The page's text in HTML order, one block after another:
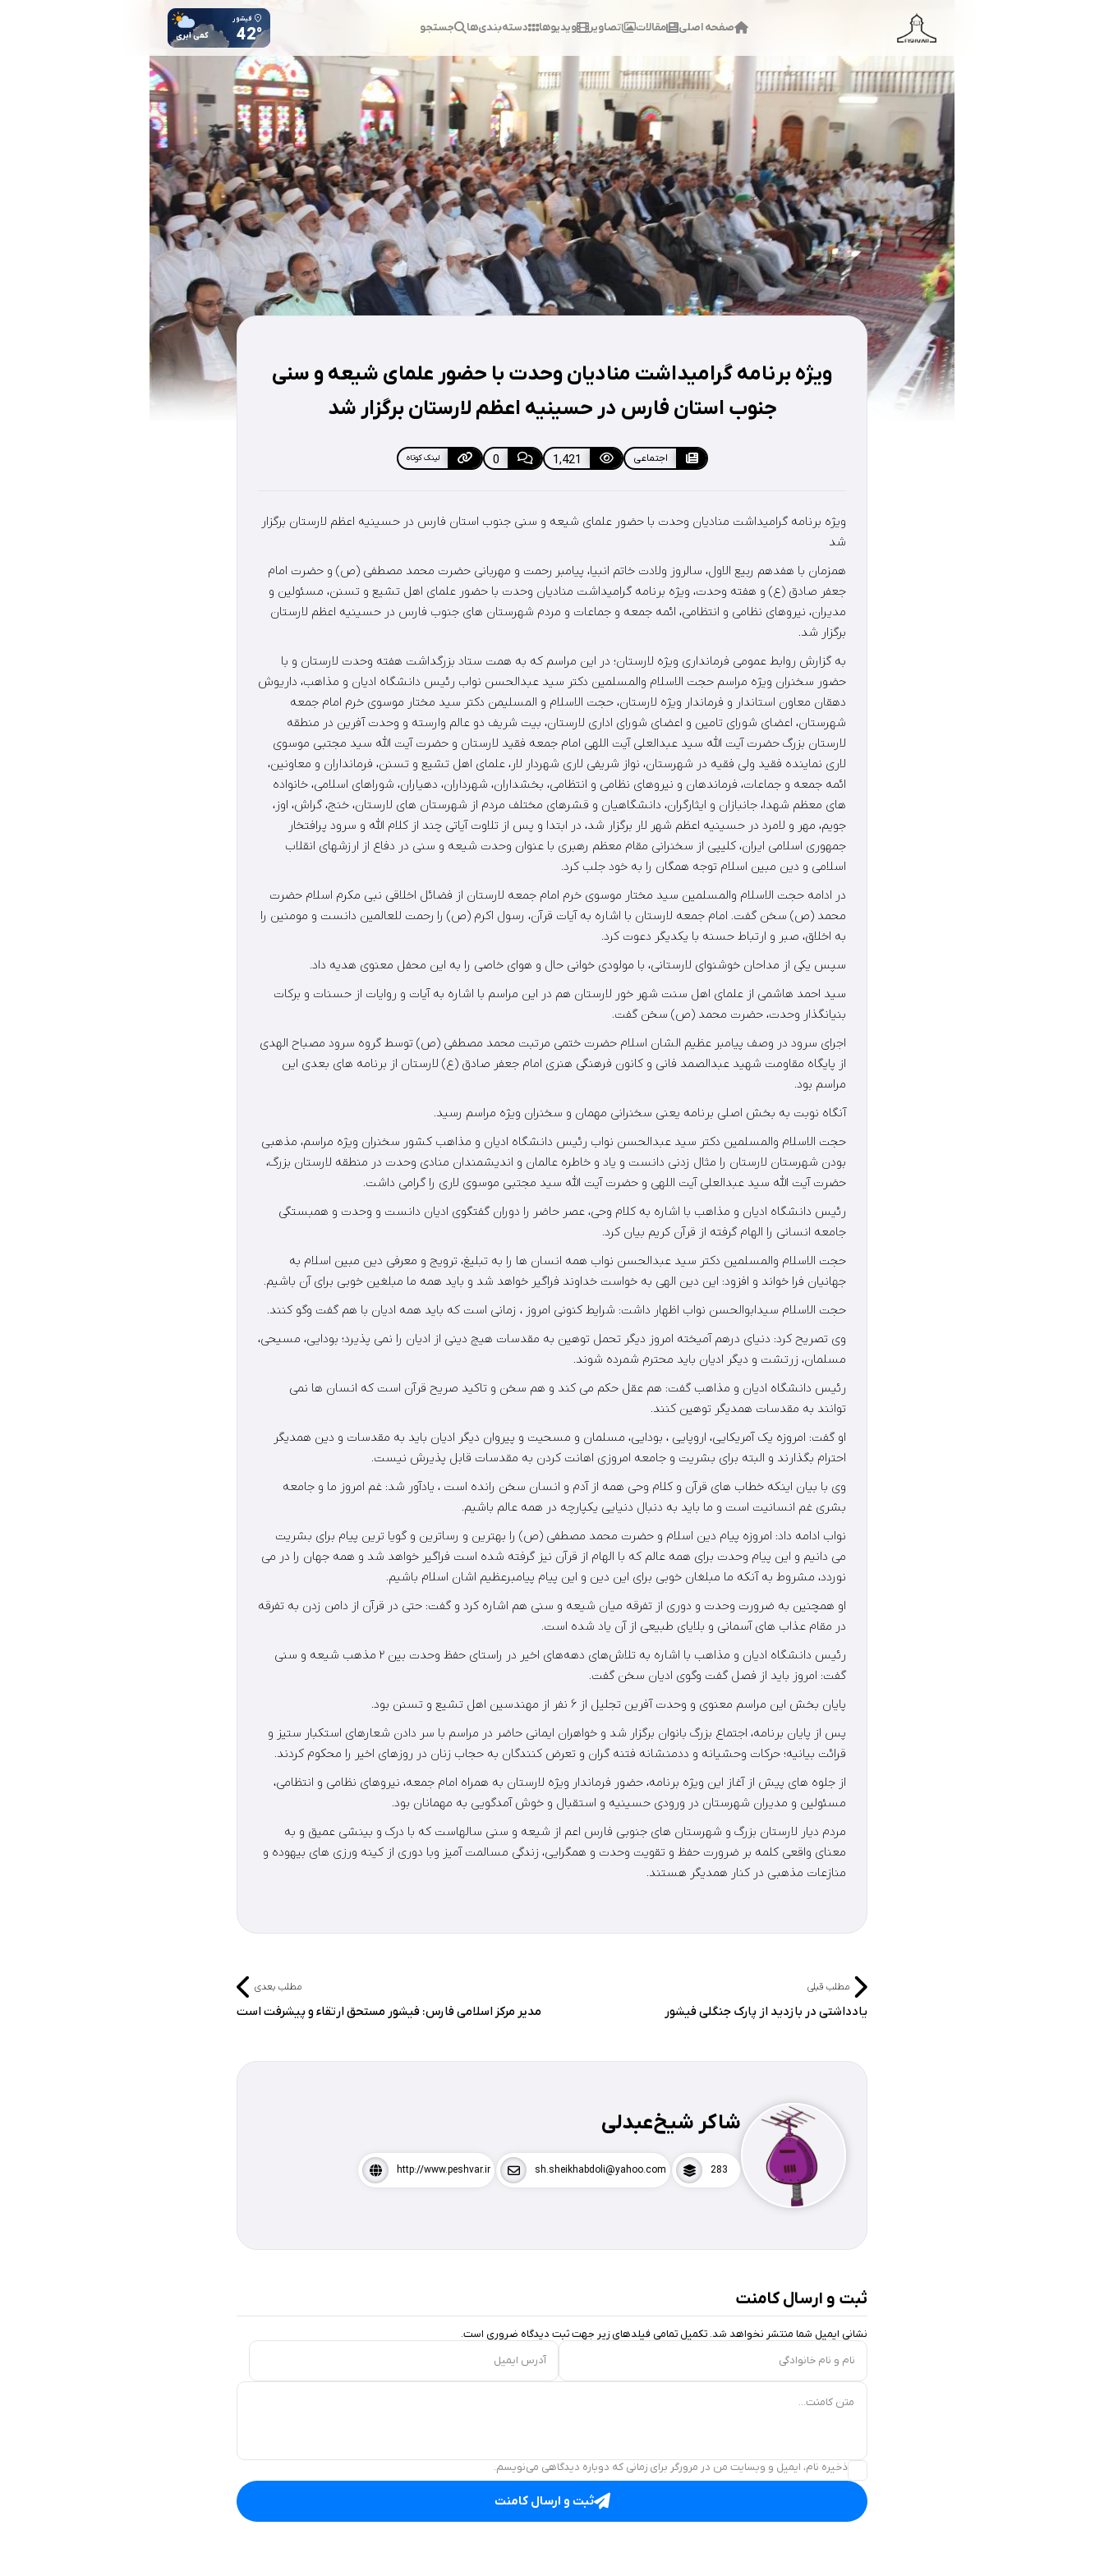
صفحه اصلی مقالات تصاویر ویدیوها دسته‌بندی‌ها جستجو
فیشور
42° کمی ابری
جستجو ...
ویژه برنامه گرامیداشت منادیان وحدت با حضور علمای شیعه و سنی
جنوب استان فارس در حسینیه اعظم لارستان برگزار شد
اجتماعی 1,421
0 لینک کوتاه
ویژه برنامه گرامیداشت منادیان وحدت با حضور علمای شیعه و سنی جنوب استان فارس در حسینیه اعظم لارستان برگزار
شد
همزمان با هفدهم ربیع الاول، سالروز ولادت خاتم انبیا، پیامبر رحمت و مهربانی حضرت محمد مصطفی (ص) و حضرت امام
جعفر صادق (ع) و هفته وحدت، ویژه برنامه گرامیداشت منادیان وحدت با حضور علمای اهل تشیع و تسنن، مسئولین و
مدیران، نیروهای نظامی و انتظامی، ائمه جمعه و جماعات و مردم شهرستان های جنوب فارس در حسینیه اعظم لارستان
برگزار شد.
به گزارش روابط عمومی فرمانداری ویژه لارستان؛ در این مراسم که به همت ستاد بزرگداشت هفته وحدت لارستان و با
حضور سخنران ویژه مراسم حجت الاسلام والمسلمین دکتر سید عبدالحسن نواب رئیس دانشگاه ادیان و مذاهب، داریوش
دهقان معاون استاندار و فرماندار ویژه لارستان، حجت الاسلام و المسلیمن دکتر سید مختار موسوی خرم امام جمعه
شهرستان، اعضای شورای تامین و اعضای شورای اداری لارستان، بیت شریف دو عالم وارسته و وحدت آفرین در منطقه
لارستان بزرگ حضرت آیت الله سید عبدالعلی آیت اللهی امام جمعه فقید لارستان و حضرت آیت الله سید مجتبی موسوی
لاری نماینده فقید ولی فقیه در شهرستان، نواز شریفی لاری شهردار لار، علمای اهل تشیع و تسنن، فرمانداران و معاونین،
ائمه جمعه و جماعات، فرماندهان و نیروهای نظامی و انتظامی، بخشداران، شهرداران، دهیاران، شوراهای اسلامی، خانواده
های معظم شهدا، جانبازان و ایثارگران، دانشگاهیان و قشرهای مختلف مردم از شهرستان های لارستان، خنج، گراش، اوز،
جویم، مهر و لامرد در حسینیه اعظم شهر لار برگزار شد، در ابتدا و پس از تلاوت آیاتی چند از کلام الله و سرود پرافتخار
جمهوری اسلامی ایران، کلیپی از سخنرانی مقام معظم رهبری با عنوان وحدت شیعه و سنی در دفاع از ارزشهای انقلاب
اسلامی و دین مبین اسلام توجه همگان را به خود جلب کرد.
در ادامه حجت الاسلام والمسلمین سید مختار موسوی خرم امام جمعه لارستان از فضائل اخلاقی نبی مکرم اسلام حضرت
محمد (ص) سخن گفت. امام جمعه لارستان با اشاره به آیات قرآن، رسول اکرم (ص) را رحمت للعالمین دانست و مومنین را
به اخلاق، صبر و ارتباط حسنه با یکدیگر دعوت کرد.
سپس یکی از مداحان خوشنوای لارستانی، با مولودی خوانی حال و هوای خاصی را به این محفل معنوی هدیه داد.
سید احمد هاشمی از علمای اهل سنت شهر خور لارستان هم در این مراسم با اشاره به آیات و روایات از حسنات و برکات
بنیانگذار وحدت، حضرت محمد (ص) سخن گفت.
اجرای سرود در وصف پیامبر عظیم الشان اسلام حضرت ختمی مرتبت محمد مصطفی (ص) توسط گروه سرود مصباح الهدی
از پایگاه مقاومت شهید عبدالصمد فانی و کانون فرهنگی هنری امام جعفر صادق (ع) لارستان از برنامه های بعدی این
مراسم بود.
آنگاه نوبت به بخش اصلی برنامه یعنی سخنرانی مهمان و سخنران ویژه مراسم رسید.
حجت الاسلام والمسلمین دکتر سید عبدالحسن نواب رئیس دانشگاه ادیان و مذاهب کشور سخنران ویژه مراسم، مذهبی
بودن شهرستان لارستان را مثال زدنی دانست و یاد و خاطره عالمان و اندیشمندان منادی وحدت در منطقه لارستان بزرگ،
حضرت آیت الله سید عبدالعلی آیت اللهی و حضرت آیت الله سید مجتبی موسوی لاری را گرامی داشت.
رئیس دانشگاه ادیان و مذاهب با اشاره به کلام وحی، عصر حاضر را دوران گفتگوی ادیان دانست و وحدت و همبستگی
جامعه انسانی را الهام گرفته از قرآن کریم بیان کرد.
حجت الاسلام والمسلمین دکتر سید عبدالحسن نواب همه انسان ها را به تبلیغ، ترویج و معرفی دین مبین اسلام به
جهانیان فرا خواند و افزود: این دین الهی به خواست خداوند فراگیر خواهد شد و باید همه ما مبلغین خوبی برای آن باشیم.
حجت الاسلام سیدابوالحسن نواب اظهار داشت: شرایط کنونی امروز ، زمانی است که باید همه ادیان با هم گفت وگو کنند.
وی تصریح کرد: دنیای درهم آمیخته امروز دیگر تحمل توهین به مقدسات هیچ دینی از ادیان را نمی پذیرد؛ بودایی، مسیحی،
مسلمان، زرتشت و دیگر ادیان باید محترم شمرده شوند.
رئیس دانشگاه ادیان و مذاهب گفت: هم عقل حکم می کند و هم سخن و تاکید صریح قرآن است که انسان ها نمی
توانند به مقدسات همدیگر توهین کنند.
او گفت: امروزه یک آمریکایی، اروپایی ، بودایی، مسلمان و مسحیت و پیروان دیگر ادیان باید به مقدسات و دین همدیگر
احترام بگذارند و البته برای بشریت و جامعه امروزی اهانت کردن به مقدسات قابل پذیرش نیست.
وی با بیان اینکه خطاب های قرآن و کلام وحی همه از آدم و انسان سخن رانده است ، یادآور شد: غم امروز ما و جامعه
بشری غم انسانیت است و ما باید به دنبال دنیایی یکپارچه در همه عالم باشیم.
نواب ادامه داد: امروزه پیام دین اسلام و حضرت محمد مصطفی (ص) را بهترین و رساترین و گویا ترین پیام برای بشریت
می دانیم و این پیام وحدت برای همه عالم که با الهام از قرآن نیز گرفته شده است فراگیر خواهد شد و همه جهان را در می
نوردد، مشروط به آنکه ما مبلغان خوبی برای این دین و این پیام پیامبرعظیم اشان اسلام باشیم.
او همچنین به ضرورت وحدت و دوری از تفرقه میان شیعه و سنی هم اشاره کرد و گفت: حتی در قرآن از دامن زدن به تفرقه
در مقام عذاب های آسمانی و بلایای طبیعی از آن یاد شده است.
رئیس دانشگاه ادیان و مذاهب با اشاره به تلاش‌های دهه‌های اخیر در راستای حفظ وحدت بین ۲ مذهب شیعه و سنی
گفت: امروز باید از فصل گفت وگوی ادیان سخن گفت.
پایان بخش این مراسم معنوی و وحدت آفرین تجلیل از ۶ نفر از مهندسین اهل تشیع و تسنن بود.
پس از پایان برنامه، اجتماع بزرگ بانوان برگزار شد و خواهران ایمانی حاضر در مراسم با سر دادن شعارهای استکبار ستیز و
قرائت بیانیه؛ حرکات وحشیانه و ددمنشانه فتنه گران و تعرض کنندگان به حجاب زنان در روزهای اخیر را محکوم کردند.
از جلوه های پیش از آغاز این ویژه برنامه، حضور فرماندار ویژه لارستان به همراه امام جمعه، نیروهای نظامی و انتظامی،
مسئولین و مدیران شهرستان در ورودی حسینیه و استقبال و خوش آمدگویی به مهمانان بود.
مردم دیار لارستان بزرگ و شهرستان های جنوبی فارس اعم از شیعه و سنی سالهاست که با درک و بینشی عمیق و به
معنای واقعی کلمه بر ضرورت حفظ و تقویت وحدت و همگرایی، زندگی مسالمت آمیز وبا دوری از کینه ورزی های بیهوده و
منازعات مذهبی در کنار همدیگر هستند.
مطلب قبلی
یادداشتی در بازدید از پارک جنگلی فیشور
مطلب بعدی
مدیر مرکز اسلامی فارس: فیشور مستحق ارتقاء و پیشرفت است
شاکر شیخ‌عبدلی
283
sh.sheikhabdoli@yahoo.com
http://www.peshvar.ir
ثبت و ارسال کامنت
نشانی ایمیل شما منتشر نخواهد شد. تکمیل تمامی فیلد‌های زیر جهت ثبت دیدگاه ضروری است.
نام و نام خانوادگی
آدرس ایمیل
متن کامنت...
ذخیره نام، ایمیل و وبسایت من در مرورگر برای زمانی که دوباره دیدگاهی می‌نویسم.
ثبت و ارسال کامنت